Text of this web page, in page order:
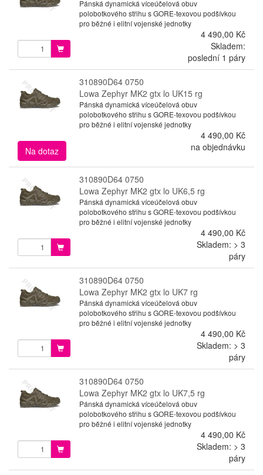
Pánská dynamická víceúčelová obuv
polobotkového střihu s GORE-texovou podšívkou
pro běžné i elitní vojenské jednotky
4 490,00 Kč
Skladem:
poslední 1 páry
310890D64 0750
Lowa Zephyr MK2 gtx lo UK15 rg
Pánská dynamická víceúčelová obuv
polobotkového střihu s GORE-texovou podšívkou
pro běžné i elitní vojenské jednotky
4 490,00 Kč
Na dotaz
na objednávku
310890D64 0750
Lowa Zephyr MK2 gtx lo UK6,5 rg
Pánská dynamická víceúčelová obuv
polobotkového střihu s GORE-texovou podšívkou
pro běžné i elitní vojenské jednotky
4 490,00 Kč
Skladem: > 3
páry
310890D64 0750
Lowa Zephyr MK2 gtx lo UK7 rg
Pánská dynamická víceúčelová obuv
polobotkového střihu s GORE-texovou podšívkou
pro běžné i elitní vojenské jednotky
4 490,00 Kč
Skladem: > 3
páry
310890D64 0750
Lowa Zephyr MK2 gtx lo UK7,5 rg
Pánská dynamická víceúčelová obuv
polobotkového střihu s GORE-texovou podšívkou
pro běžné i elitní vojenské jednotky
4 490,00 Kč
Skladem: > 3
páry